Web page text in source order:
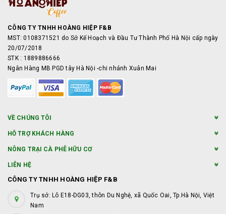
CÔNG TY TNHH HOÀNG HIỆP F&B
MST: 0108371521 do Sở Kế Hoạch và Đầu Tư Thành Phố Hà Nội cấp ngày
20/07/2018
STK : 1889886666
Ngân Hàng MB PGD tây Hà Nội -chi nhánh Xuân Mai
VỀ CHÚNG TÔI
HỖ TRỢ KHÁCH HÀNG
NÔNG TRẠI CÀ PHÊ HỮU CƠ
LIÊN HỆ
CÔNG TY TNHH HOÀNG HIỆP F&B
Trụ sở: Lô E18-DG03, thôn Du Nghệ, xã Quốc Oai, Tp.Hà Nội, Việt
Nam